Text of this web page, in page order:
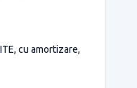
cu amortizare,